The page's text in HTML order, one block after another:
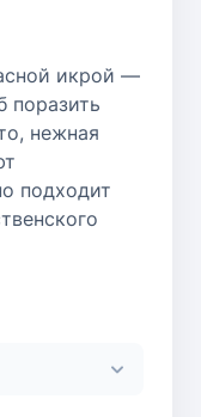
икрой —
поразить
нежная
подходит